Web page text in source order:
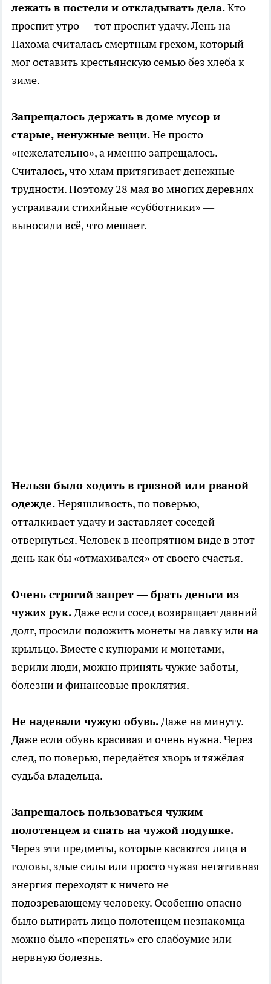
лежать в постели и откладывать дела.Кто
проспит утро — тот проспит удачу. Лень на
Пахома считалась смертным грехом, который
мог оставить крестьянскую семью без хлеба к
зиме.
Запрещалось держать в доме мусор и
старые, ненужные вещи.Не просто
«нежелательно», а именно запрещалось.
Считалось, что хлам притягивает денежные
трудности. Поэтому 28 мая во многих деревнях
устраивали стихийные «субботники» —
выносили всё, что мешает.
Нельзя было ходить в грязной или рваной
одежде.Неряшливость, по поверью,
отталкивает удачу и заставляет соседей
отвернуться. Человек в неопрятном виде в этот
день как бы «отмахивался» от своего счастья.
Очень строгий запрет — брать деньги из
чужих рук.Даже если сосед возвращает давний
долг, просили положить монеты на лавку или на
крыльцо. Вместе с купюрами и монетами,
верили люди, можно принять чужие заботы,
болезни и финансовые проклятия.
Не надевали чужую обувь.Даже на минуту.
Даже если обувь красивая и очень нужна. Через
след, по поверью, передаётся хворь и тяжёлая
судьба владельца.
Запрещалось пользоваться чужим
полотенцем и спать на чужой подушке.
Через эти предметы, которые касаются лица и
головы, злые силы или просто чужая негативная
энергия переходят к ничего не
подозревающему человеку. Особенно опасно
было вытирать лицо полотенцем незнакомца —
можно было «перенять» его слабоумие или
нервную болезнь.